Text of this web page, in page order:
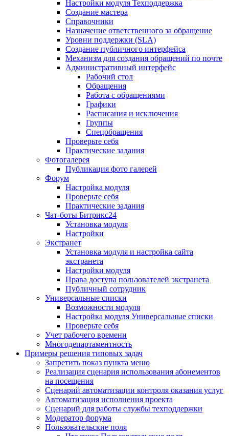
Настройки модуля Техподдержка
Создание мастера
Справочники
Назначение ответственного за обращение
Уровни поддержки (SLA)
Создание публичного интерфейса
Механизм для создания обращений по почте
Административный интерфейс
Рабочий стол
Обращения
Работа с обращениями
Графики
Расписания и исключения
Группы
Спецобращения
Проверьте себя
Практические задания
Фотогалерея
Публикация фото галерей
Форум
Настройка модуля
Проверьте себя
Практические задания
Чат-боты Битрикс24
Установка модуля
Настройки
Экстранет
Установка модуля и настройка сайта
экстранета
Настройки модуля
Права доступа пользователей экстранета
Публичный сотрудник
Универсальные списки
Возможности модуля
Настройка модуля Универсальные списки
Проверьте себя
Учет рабочего времени
Многодепартаментность
Примеры решения типовых задач
Запретить показ пункта меню
Реализация сценария использования абонементов
на посещения
Сценарий автоматизации контроля оказания услуг
Автоматизация исполнения проекта
Сценарий для работы службы техподдержки
Модератор форума
Пользовательские поля